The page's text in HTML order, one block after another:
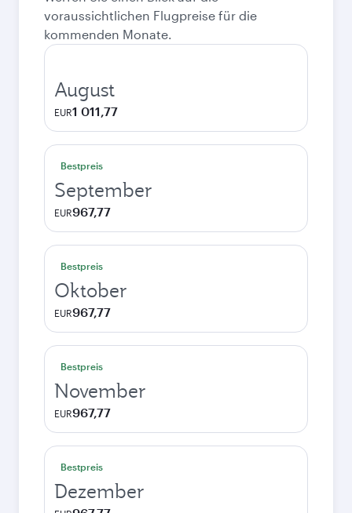
voraussichtlichen Flugpreise für die
kommenden Monate.
August
EUR1 011,77
Bestpreis
September
EUR967,77
Bestpreis
Oktober
EUR967,77
Bestpreis
November
EUR967,77
Bestpreis
Dezember